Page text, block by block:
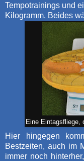
Tempotrainings und
Kilogramm. Beides
Eine Eintagsfliege,
Hier hingegen
Bestzeiten, auch im
immer noch